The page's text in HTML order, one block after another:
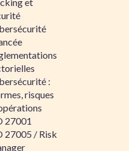
:
risques
27001
27005 / Risk